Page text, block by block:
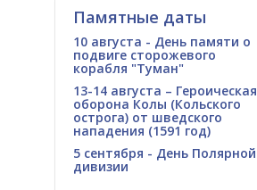
Памятные даты
10 августа - День памяти о
подвиге сторожевого
корабля "Туман"
13-14 августа – Героическая
оборона Колы (Кольского
острога) от шведского
нападения (1591 год)
5 сентября - День Полярной
дивизии